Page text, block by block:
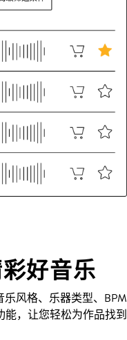
好音乐
风格、乐器类型、BPM
，让您轻松为作品找到